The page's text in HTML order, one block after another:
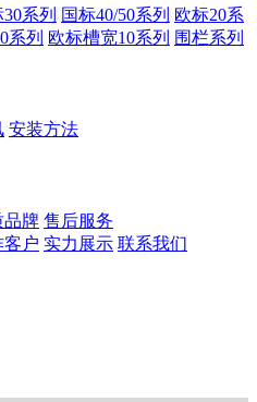
系列 国标40/50系列 欧标20系
系列 欧标槽宽10系列 围栏系列
安装方法
品牌 售后服务
客户 实力展示 联系我们